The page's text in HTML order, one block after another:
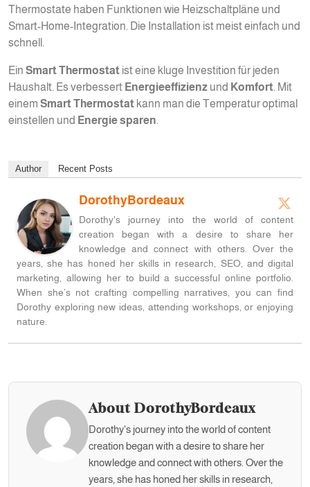
Thermostate haben Funktionen wie Heizschaltpläne und
Smart-Home-Integration. Die Installation ist meist einfach und
schnell.
Ein Smart Thermostat ist eine kluge Investition für jeden
Haushalt. Es verbessert Energieeffizienz und Komfort. Mit
einem Smart Thermostat kann man die Temperatur optimal
einstellen und Energie sparen.
Author Recent Posts
DorothyBordeaux
Dorothy's journey into the world of content
creation began with a desire to share her
knowledge and connect with others. Over the
years, she has honed her skills in research, SEO, and digital
marketing, allowing her to build a successful online portfolio.
When she’s not crafting compelling narratives, you can find
Dorothy exploring new ideas, attending workshops, or enjoying
nature.
About DorothyBordeaux
Dorothy's journey into the world of content
creation began with a desire to share her
knowledge and connect with others. Over the
years, she has honed her skills in research,